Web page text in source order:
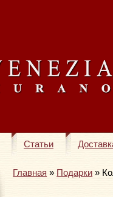
Статьи
Главная » Подарки »